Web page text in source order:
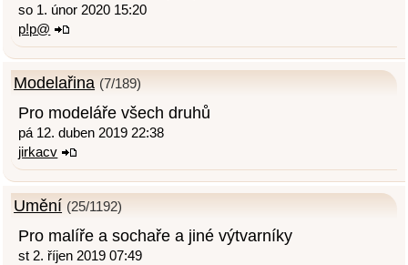
so 1. únor 2020 15:20
p!p@
Modelařina (7/189)
Pro modeláře všech druhů
pá 12. duben 2019 22:38
jirkacv
Umění (25/1192)
Pro malíře a sochaře a jiné výtvarníky
st 2. říjen 2019 07:49